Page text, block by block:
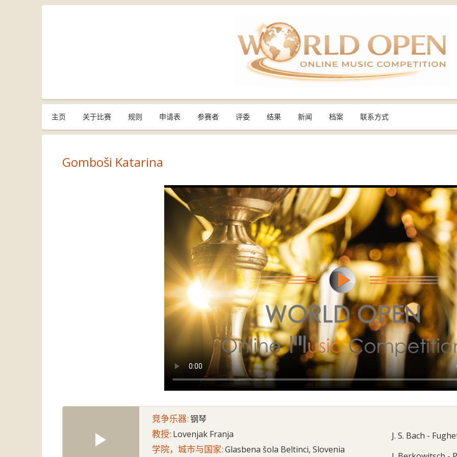
主页 关于比赛 规则 申请表 参赛者 评委 结果 新闻 档案 联系方式
Gomboši Katarina
竞争乐器:钢琴
教授: Lovenjak Franja
学院，城市与国家:Glasbena šola Beltinci, Slovenia
J. S. Bach -